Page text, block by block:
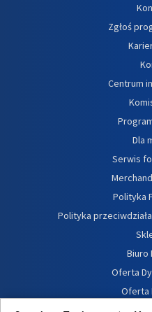
Zgłoś
Centrum
Dla
Serwis
Polityka
Polityka
Biuro
Oferta
Oferta